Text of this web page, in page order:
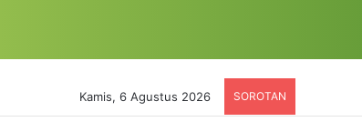
Kamis, 6 Agustus 2026 SOROTAN